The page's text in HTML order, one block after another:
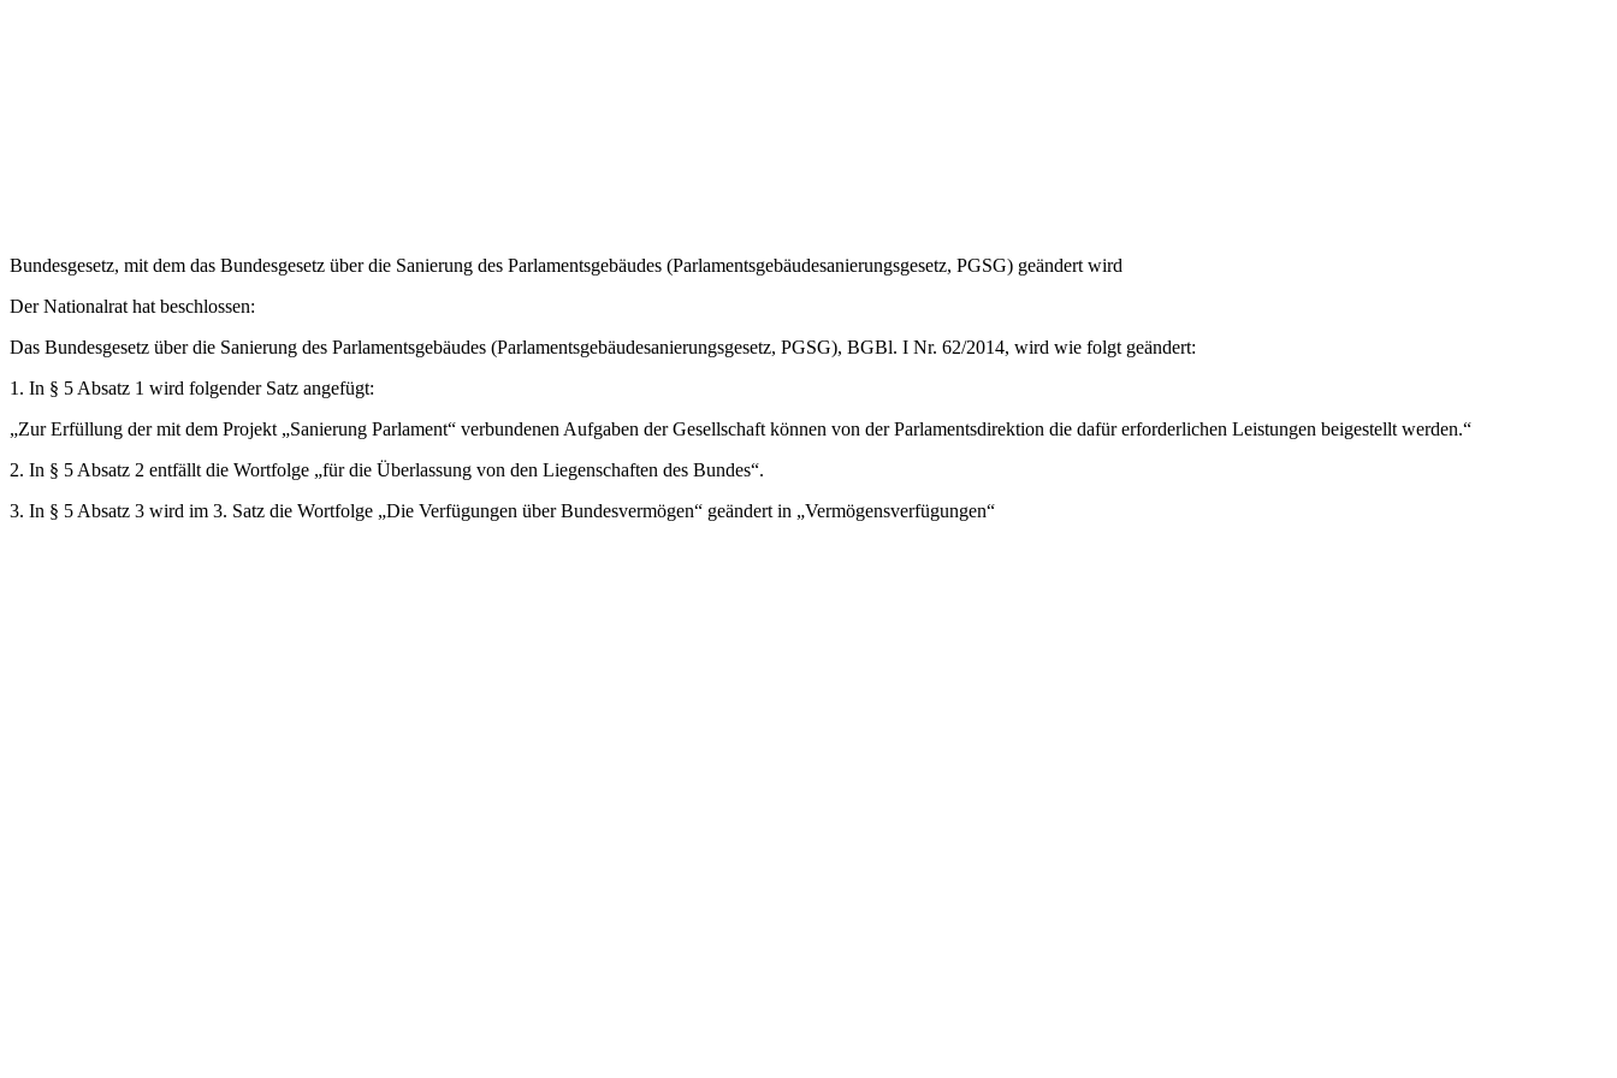
Bundesgesetz, mit dem das Bundesgesetz über die Sanierung des Parlamentsgebäudes (Parlamentsgebäudesanierungsgesetz, PGSG) geändert wird
Der Nationalrat hat beschlossen:
Das Bundesgesetz über die Sanierung des Parlamentsgebäudes (Parlamentsgebäudesanierungsgesetz, PGSG), BGBl. I Nr. 62/2014, wird wie folgt geändert:
1. In § 5 Absatz 1 wird folgender Satz angefügt:
„Zur Erfüllung der mit dem Projekt „Sanierung Parlament“ verbundenen Aufgaben der Gesellschaft können von der Parlamentsdirektion die dafür erforderlichen Leistungen beigestellt werden.“
2. In § 5 Absatz 2 entfällt die Wortfolge „für die Überlassung von den Liegenschaften des Bundes“.
3. In § 5 Absatz 3 wird im 3. Satz die Wortfolge „Die Verfügungen über Bundesvermögen“ geändert in „Vermögensverfügungen“